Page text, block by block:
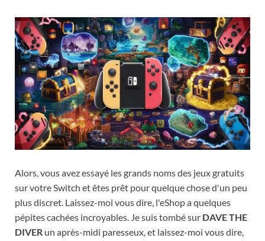
Alors, vous avez essayé les grands noms des jeux gratuits
sur votre Switch et êtes prêt pour quelque chose d'un peu
plus discret. Laissez-moi vous dire, l'eShop a quelques
pépites cachées incroyables. Je suis tombé sur DAVE THE
DIVER un après-midi paresseux, et laissez-moi vous dire,